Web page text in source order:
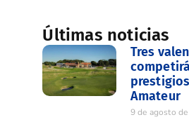
Últimas noticias
Tres
Amateur
9 de agosto